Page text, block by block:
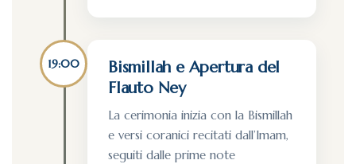
19:00
Bismillah e Apertura del
Flauto Ney
La cerimonia inizia con la Bismillah
e versi coranici recitati dall’Imam,
seguiti dalle prime note